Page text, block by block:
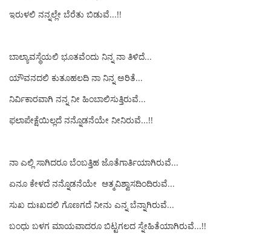
ಇರುಳಲಿ ನನ್ನಲ್ಲೇ ಬೆರೆತು ಬಿಡುವೆ...!!
ಬಾಲ್ಯಾವಸ್ಥೆಯಲಿ ಭೂತವೆಂದು ನಿನ್ನ ನಾ ತಿಳಿದೆ...
ಯೌವನದಲಿ ಕುತೂಹಲದಿ ನಾ ನಿನ್ನ ಅರಿತೆ...
ನಿರ್ವಿಕಾರವಾಗಿ ನನ್ನ ನೀ ಹಿಂಬಾಲಿಸುತ್ತಿರುವೆ...
ಫಲಾಪೇಕ್ಷೆಯಿಲ್ಲದೆ ನನ್ನೊಡನೆಯೇ ನೀನಿರುವೆ...!!
ನಾ ಎಲ್ಲಿ ಸಾಗಿದರೂ ಬೆಂಬತ್ತಿಹ ಜೊತೆಗಾರ್ತಿಯಾಗಿರುವೆ...
ಏನೂ ಕೇಳದೆ ನನ್ನೊಡನೆಯೇ ಆತ್ಮವಿಶ್ವಾಸದಿಂದಿರುವೆ...
ಸುಖ ದುಃಖದಲಿ ಗೊಣಗದೆ ನೀನು ಎನ್ನ ಬೆನ್ನಾಗಿರುವೆ...
ಬಂಧು ಬಳಗ ಮಾಯವಾದರೂ ಬಿಟ್ಟಗಲದ ಸ್ನೇಹಿತೆಯಾಗಿರುವೆ...!!